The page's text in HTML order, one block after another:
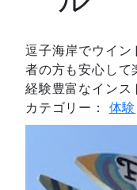
逗子海岸でウイ
者の方も安心し
経験豊富なイン
カテゴリー： 体験